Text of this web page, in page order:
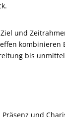
und
kombinieren
bis
und